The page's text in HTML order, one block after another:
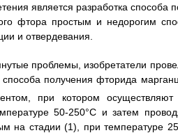
является разработка способа
фтора простым и недорогим
и отвердевания.
проблемы, изобретатели
получения фторида
при котором
50-250°С и затем
на стадии (1), при температуре